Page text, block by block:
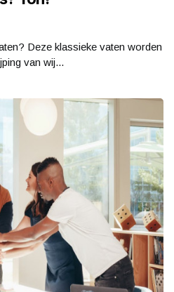
Deze klassieke vaten worden
van wij...